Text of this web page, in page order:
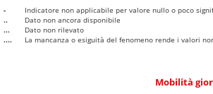
-
Indicatore non applicabile per valore nullo o poco
..
Dato non ancora disponibile
...
Dato non rilevato
....
La mancanza o esiguità del fenomeno rende i valori
Mobilità